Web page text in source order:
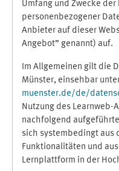
Umfang und Zwecke
personenbezogener
Anbieter auf dieser
Angebot” genannt) auf.
Im Allgemeinen gilt die
Münster, einsehbar
muenster.de/de/
Nutzung des Learnweb-
nachfolgend
sich systembedingt aus
Funktionalitäten und
Lernplattform in der